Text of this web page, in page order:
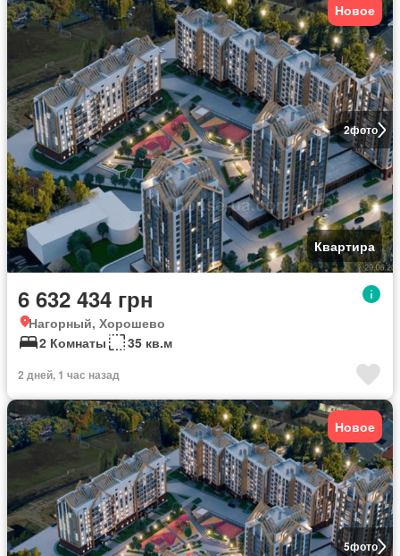
2фото
Новое
Квартира
6 632 434 грн
Нагорный, Хорошево
2 Комнаты
35 кв.м
2 дней, 1 час назад
5фото
Новое